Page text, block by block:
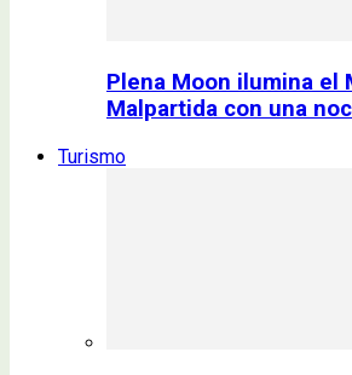
Plena Moon ilumina el
Malpartida con una
Turismo